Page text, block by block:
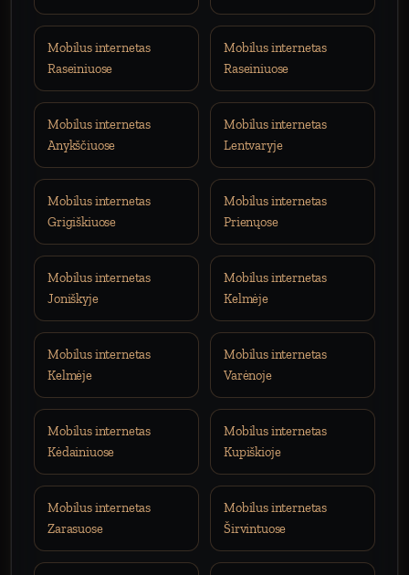
Mobilus internetas
Raseiniuose
Mobilus internetas
Raseiniuose
Mobilus internetas
Anykščiuose
Mobilus internetas
Lentvaryje
Mobilus internetas
Grigiškiuose
Mobilus internetas
Prienųose
Mobilus internetas
Joniškyje
Mobilus internetas
Kelmėje
Mobilus internetas
Kelmėje
Mobilus internetas
Varėnoje
Mobilus internetas
Kėdainiuose
Mobilus internetas
Kupiškioje
Mobilus internetas
Zarasuose
Mobilus internetas
Širvintuose